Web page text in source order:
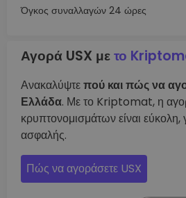
Όγκος συναλλαγών 24 ώρες
Αγορά USX μετο
Ανακαλύψτεπού και πώς να
Ελλάδα. Με το Kriptomat, η
κρυπτονομισμάτων είναι εύκολη,
ασφαλής.
Πώς να αγοράσετε USX